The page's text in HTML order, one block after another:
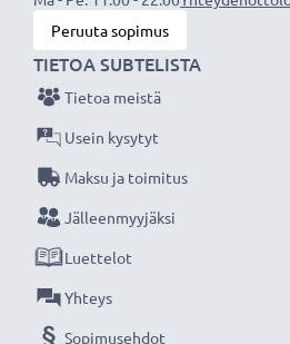
siksi tarjoamme 36 kuukauden
Peruuta sopimus
TIETOA SUBTELISTA
Tietoa meistä
Usein kysytyt
Maksu ja toimitus
Jälleenmyyjäksi
Luettelot
Yhteys
Sopimusehdot